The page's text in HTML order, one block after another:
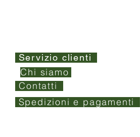
Servizio clienti
Chi siamo
Contatti
Spedizioni e pagamenti